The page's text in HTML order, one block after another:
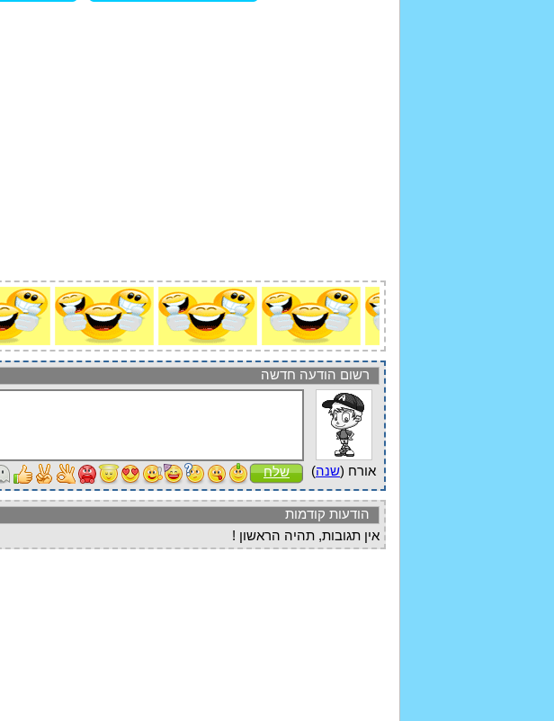
רשום הודעה חדשה
אורח (שנה) שלח
הודעות קודמות
אין תגובות, תהיה הראשון !